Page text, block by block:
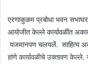
एरणाकुळम प्रबोधा भवन
आयोजीत केल्ले कार्यावळींत
यजमानपण चलयलें. साहित्य
हांणे कार्यावळीचे उक्तावण